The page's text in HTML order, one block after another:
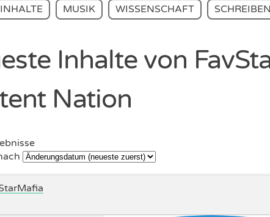
INHALTE MUSIK WISSENSCHAFT SCHREIBEN
Inhalte von
Nation